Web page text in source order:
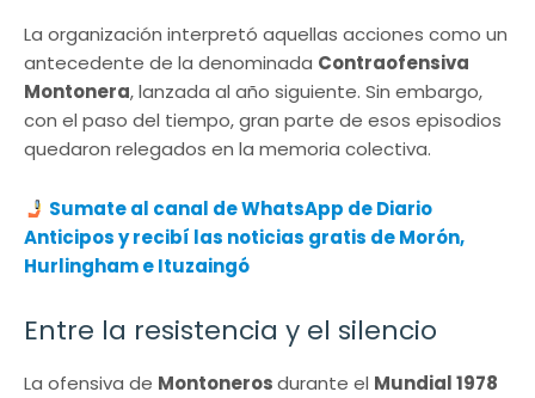
La organización interpretó aquellas acciones como un
antecedente de la denominada Contraofensiva
Montonera, lanzada al año siguiente. Sin embargo,
con el paso del tiempo, gran parte de esos episodios
quedaron relegados en la memoria colectiva.
Sumate al canal de WhatsApp de Diario
Anticipos y recibí las noticias gratis de Morón,
Hurlingham e Ituzaingó
Entre la resistencia y el silencio
La ofensiva de Montonerosdurante el Mundial 1978